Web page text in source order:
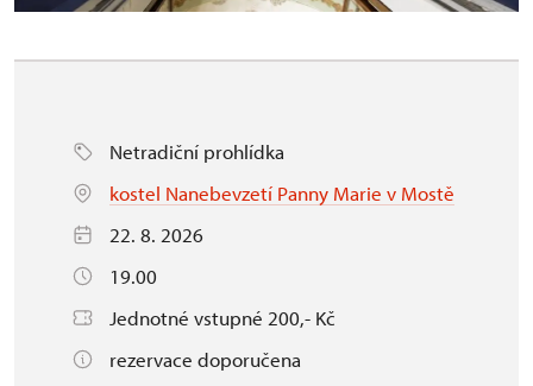
Netradiční prohlídka
kostel Nanebevzetí Panny Marie v Mostě
22. 8. 2026
19.00
Jednotné vstupné 200,- Kč
rezervace doporučena